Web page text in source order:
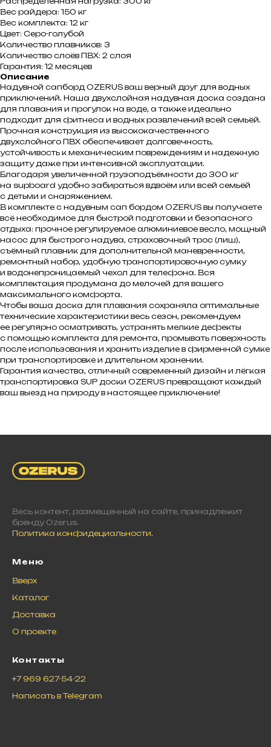
Вес райдера: 150 кг
Вес комплекта: 12 кг
Цвет: Серо-голубой
Количество плавников: 3
Количество слоёв ПВХ: 2 слоя
Гарантия: 12 месяцев
Описание
Надувной сапборд OZERUS ваш верный друг для водных
приключений. Наша двухслойная надувная доска создана
для плавания и прогулок на воде, а также идеально
подходит для фитнеса и водных развлечений всей семьёй.
Прочная конструкция из высококачественного
двухслойного ПВХ обеспечивает долговечность,
устойчивость к механическим повреждениям и надежную
защиту даже при интенсивной эксплуатации.
Благодаря увеличенной грузоподъёмности до 300 кг
на supboard удобно забираться вдвоём или всей семьёй
с детьми и снаряжением.
В комплекте с надувным сап бордом OZERUS вы получаете
всё необходимое для быстрой подготовки и безопасного
отдыха: прочное регулируемое алюминиевое весло, мощный
насос для быстрого надува, страховочный трос (лиш),
съёмный плавник для дополнительной маневренности,
ремонтный набор, удобную транспортировочную сумку
и водонепроницаемый чехол для телефона. Вся
комплектация продумана до мелочей для вашего
максимального комфорта.
Чтобы ваша доска для плавания сохраняла оптимальные
технические характеристики весь сезон, рекомендуем
ее регулярно осматривать, устранять мелкие дефекты
с помощью комплекта для ремонта, промывать поверхность
после использования и хранить изделие в фирменной сумке
при транспортировке и длительном хранении.
Гарантия качества, отличный современный дизайн и лёгкая
транспортировка SUP доски OZERUS превращают каждый
ваш выезд на природу в настоящее приключение!
Весь контент, размещенный на сайте, принадлежит
бренду Ozerus.
Политика конфидециальности.
Меню
Вверх
Каталог
Доставка
О проекте
Контакты
+7 969 627-54-22
Написать в Telegram